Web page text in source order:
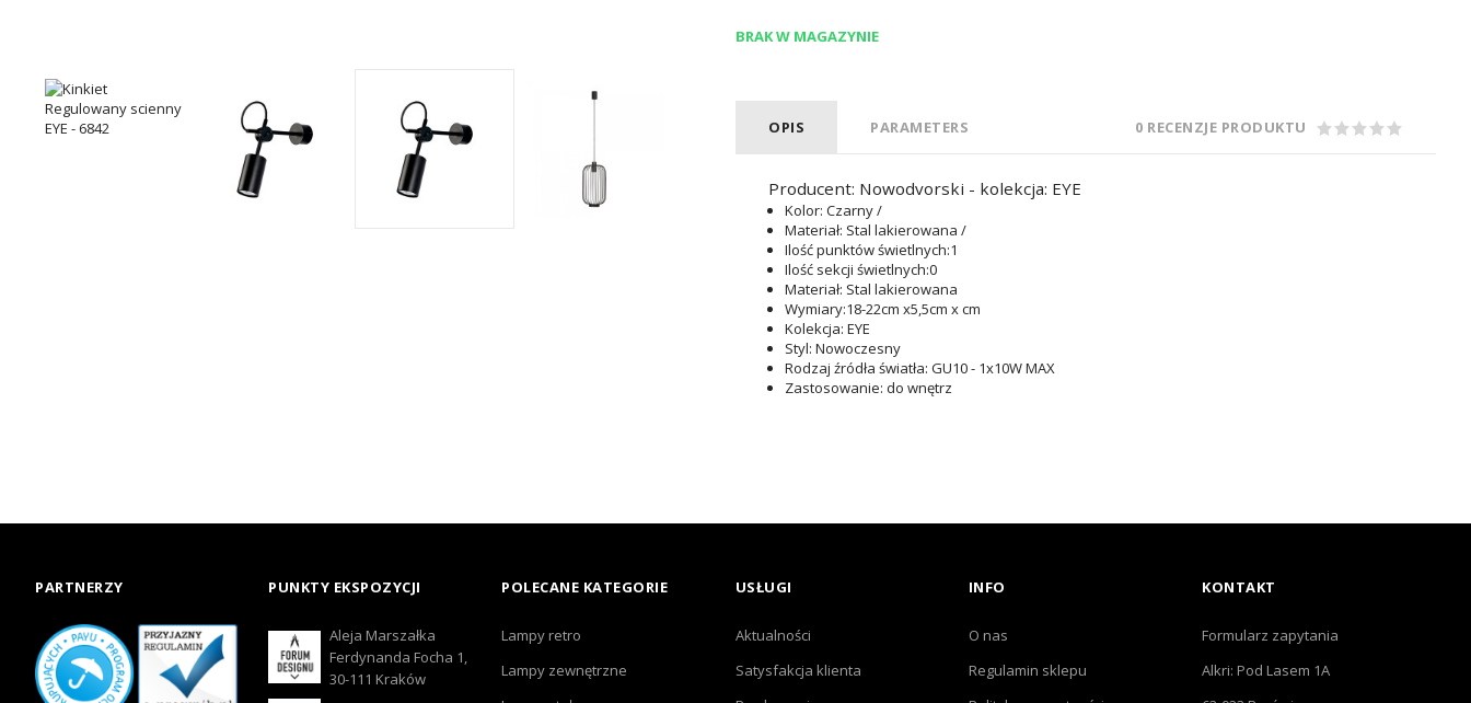
BRAK W MAGAZYNIE
OPIS PARAMETERS 0 RECENZJE PRODUKTU
Producent: Nowodvorski - kolekcja: EYE
Kolor: Czarny /
Materiał: Stal lakierowana /
Ilość punktów świetlnych:1
Ilość sekcji świetlnych:0
Materiał: Stal lakierowana
Wymiary:18-22cm x5,5cm x cm
Kolekcja: EYE
Styl: Nowoczesny
Rodzaj źródła światła: GU10 - 1x10W MAX
Zastosowanie: do wnętrz
PARTNERZY PUNKTY EKSPOZYCJI
Aleja Marszałka
Ferdynanda Focha 1,
30-111 Kraków
POLECANE KATEGORIE
Lampy retro
Lampy zewnętrzne
USŁUGI
Aktualności
Satysfakcja klienta
INFO
O nas
Regulamin sklepu
KONTAKT
Formularz zapytania
Alkri: Pod Lasem 1A